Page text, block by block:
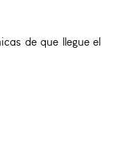
de que llegue el